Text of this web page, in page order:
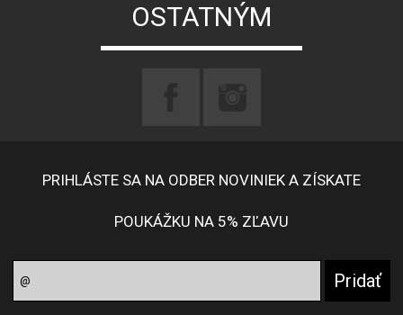
OSTATNÝM
PRIHLÁSTE SA NA ODBER NOVINIEK A ZÍSKATE
POUKÁŽKU NA 5% ZĽAVU